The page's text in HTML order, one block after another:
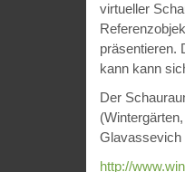
virtueller
präsentieren.
kann kann
Der
Glavassevich
http://